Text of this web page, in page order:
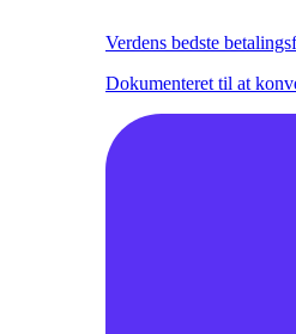
Verdens bedste
Dokumenteret til at